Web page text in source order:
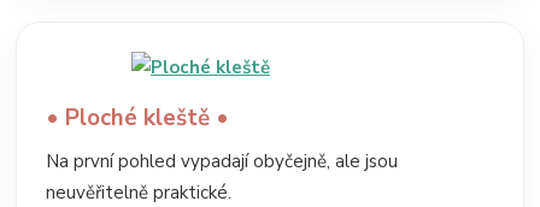
• Ploché kleště •
Na první pohled vypadají obyčejně, ale jsou
neuvěřitelně praktické.